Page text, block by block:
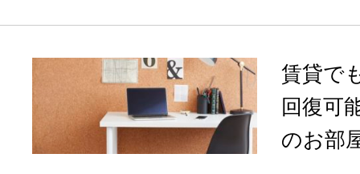
賃貸で
回復可
のお部